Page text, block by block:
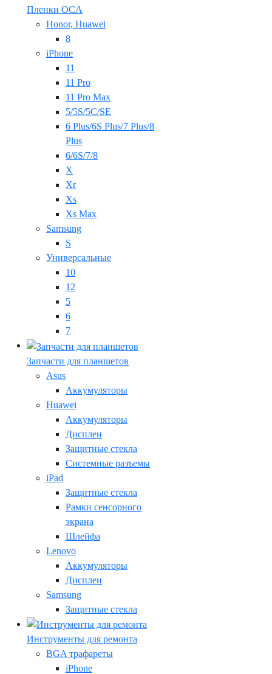
Пленки OCA
Honor, Huawei
8
iPhone
11
11 Pro
11 Pro Max
5/5S/5C/SE
6 Plus/6S Plus/7 Plus/8
Plus
6/6S/7/8
X
Xr
Xs
Xs Max
Samsung
S
Универсальные
10
12
5
6
7
Запчасти для планшетов
Asus
Аккумуляторы
Huawei
Аккумуляторы
Дисплеи
Защитные стекла
Системные разъемы
iPad
Защитные стекла
Рамки сенсорного
экрана
Шлейфа
Lenovo
Аккумуляторы
Дисплеи
Samsung
Защитные стекла
Инструменты для ремонта
BGA трафареты
iPhone